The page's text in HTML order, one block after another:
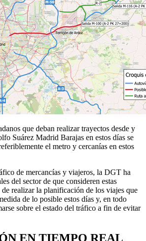
que deban realizar trayectos desde y
Suárez Madrid Barajas en estos días se
el metro y cercanías en estos
de mercancías y viajeros, la DGT ha
del sector de que consideren estas
realizar la planificación de los viajes que
de lo posible estos días y, en todo
sobre el estado del tráfico a fin de evitar
EN TIEMPO REAL